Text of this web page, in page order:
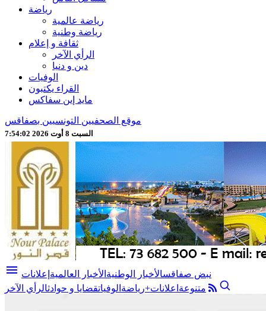
رياضة
رياضة عالمية
رياضة وطنية
ثقافة و إعلام
الرأي الآخر
دين و دنيا
الوفيات
القراء يكتبون
مايد إين سفاكس
موقع الصحفيين التونسيين بصفاقس
السبت 8 أوت 2026 7:54:04
menu نبض صفاقسالأخبار الوطنية الأخبار العالمية إعلانات
متنوعة اعلانات+رياضة الوفياتقضايا و حوادثالرأي الآخر